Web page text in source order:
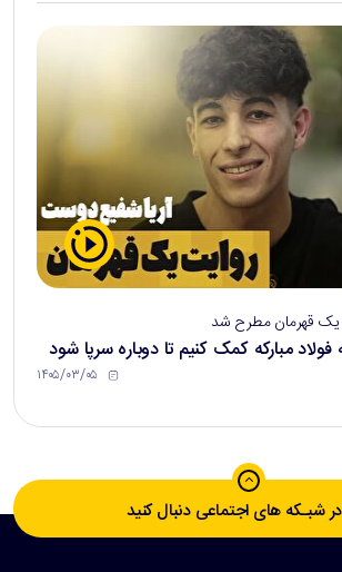
یک قهرمان مطرح شد
مبارکه کمک کنیم تا دوباره سرپا شود
۱۴۰۵/۰۳/۰۵
در شبـکه های اجتماعی دنبال کنید